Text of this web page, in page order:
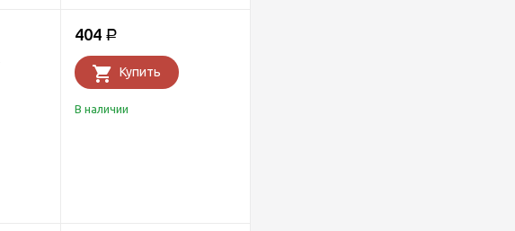
404 Р
Купить
В наличии